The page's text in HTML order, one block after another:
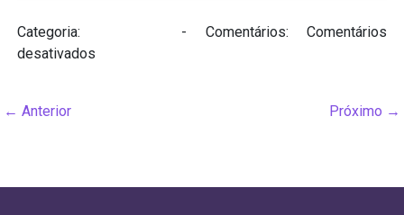
Categoria: - Comentários:Comentários
desativadosem
← Anterior Próximo →